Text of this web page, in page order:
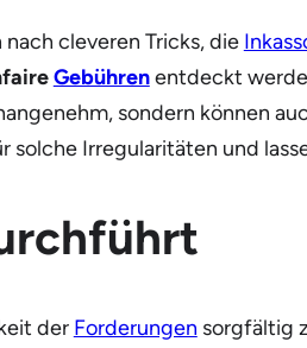
cleveren Tricks, die
Gebührenentdeckt
sondern können
solche Irregularitäten und
der Forderungen sorgfältig